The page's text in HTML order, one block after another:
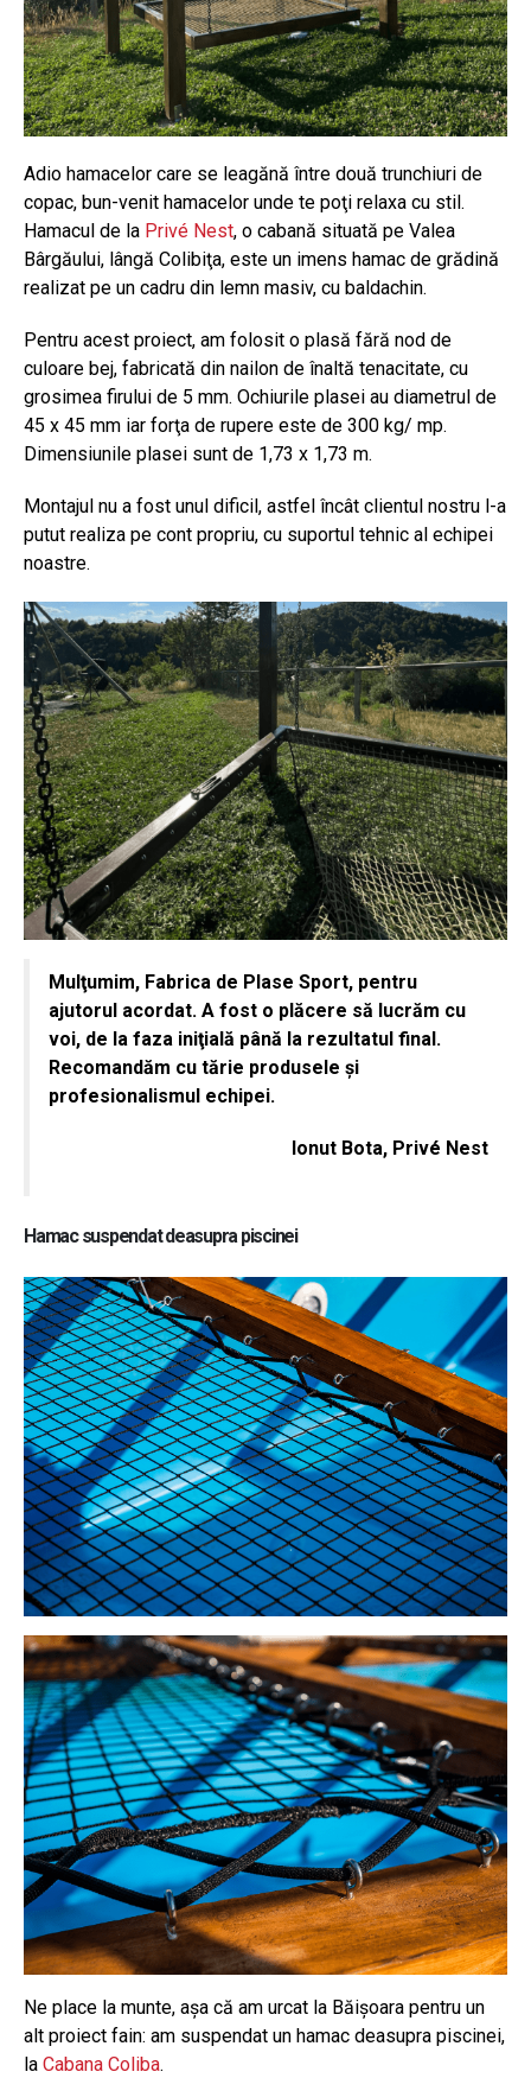
Adio hamacelor care se leagănă între două trunchiuri de
copac, bun-venit hamacelor unde te poţi relaxa cu stil.
Hamacul de la Privé Nest, o cabană situată pe Valea
Bârgăului, lângă Colibiţa, este un imens hamac de grădină
realizat pe un cadru din lemn masiv, cu baldachin.
Pentru acest proiect, am folosit o plasă fără nod de
culoare bej, fabricată din nailon de înaltă tenacitate, cu
grosimea firului de 5 mm. Ochiurile plasei au diametrul de
45 x 45 mm iar forţa de rupere este de 300 kg/ mp.
Dimensiunile plasei sunt de 1,73 x 1,73 m.
Montajul nu a fost unul dificil, astfel încât clientul nostru l-a
putut realiza pe cont propriu, cu suportul tehnic al echipei
noastre.
Mulţumim, Fabrica de Plase Sport, pentru
ajutorul acordat. A fost o plăcere să lucrăm cu
voi, de la faza iniţială până la rezultatul final.
Recomandăm cu tărie produsele şi
profesionalismul echipei.
Ionut Bota, Privé Nest
Hamac suspendat deasupra piscinei
Ne place la munte, aşa că am urcat la Băişoara pentru un
alt proiect fain: am suspendat un hamac deasupra piscinei,
la Cabana Coliba.